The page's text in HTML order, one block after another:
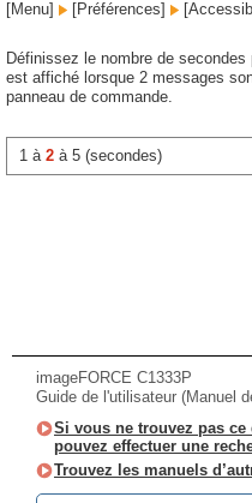
[Menu] [Préférences]
Définissez le nombre de
est affiché lorsque 2 messages
panneau de commande.
1 à 2 à 5 (secondes)
imageFORCE C1333P
Guide de l'utilisateur (Manuel
Si vous ne trouvez pas
pouvez effectuer une
Trouvez les manuels